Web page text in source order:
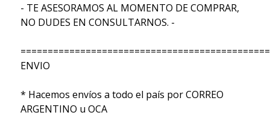
- TE ASESORAMOS AL MOMENTO DE COMPRAR,
NO DUDES EN CONSULTARNOS. -
ENVIO
* Hacemos envíos a todo el país por CORREO
ARGENTINO u OCA